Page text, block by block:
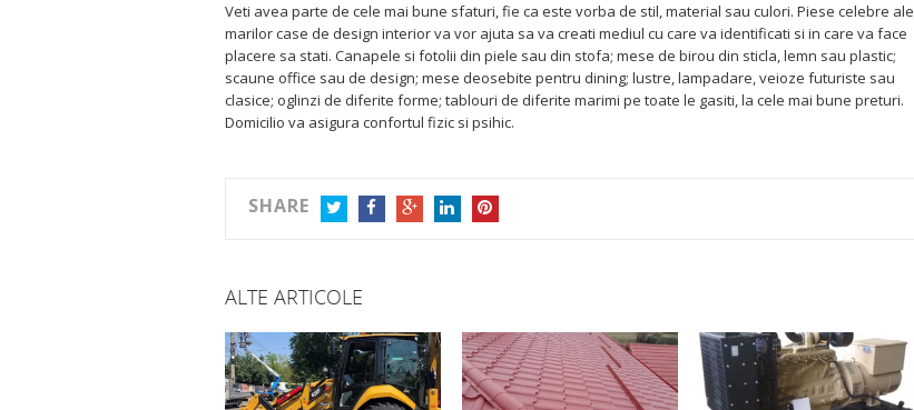
Veti avea parte de cele mai bune sfaturi, fie ca este vorba de stil, material sau culori. Piese celebre ale
marilor case de design interior va vor ajuta sa va creati mediul cu care va identificati si in care va face
placere sa stati. Canapele si fotolii din piele sau din stofa; mese de birou din sticla, lemn sau plastic;
scaune office sau de design; mese deosebite pentru dining; lustre, lampadare, veioze futuriste sau
clasice; oglinzi de diferite forme; tablouri de diferite marimi pe toate le gasiti, la cele mai bune preturi.
Domicilio va asigura confortul fizic si psihic.
SHARE
ALTE ARTICOLE